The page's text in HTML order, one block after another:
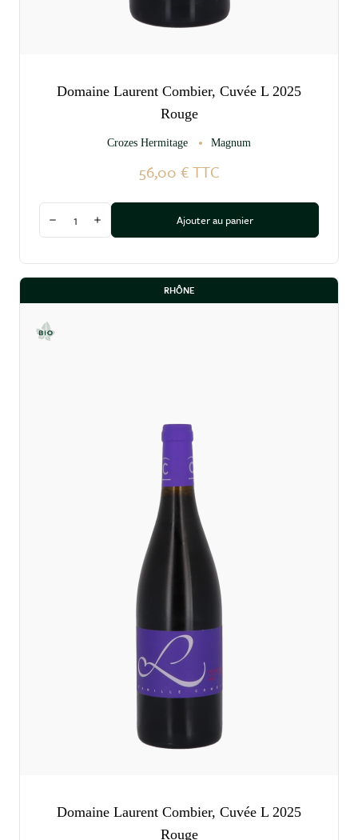
Domaine Laurent Combier, Cuvée L 2025
Rouge
Crozes Hermitage Magnum
56,00 € TTC
Quantité
Diminuer la quantité
Augmenter la quantitéAjouter au panier
RHÔNE
Domaine Laurent Combier, Cuvée L 2025
Rouge